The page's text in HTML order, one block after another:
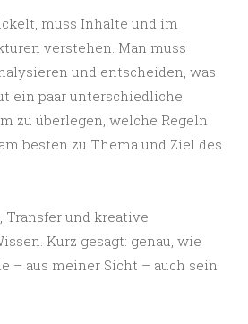
muss Inhalte und im
verstehen. Man muss
und entscheiden, was
ein paar unterschiedliche
zu überlegen, welche Regeln
besten zu Thema und Ziel des
Transfer und kreative
Kurz gesagt: genau, wie
– aus meiner Sicht – auch sein